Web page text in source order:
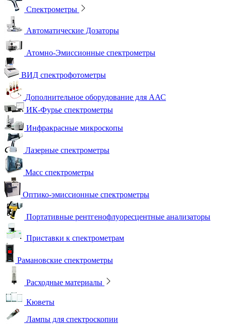
Спектрометры
Автоматические Дозаторы
Атомно-Эмиссионные спектрометры
ВИД спектрофотометры
Дополнительное оборудование для ААС
ИК-Фурье спектрометры
Инфракрасные микроскопы
Лазерные спектрометры
Масс спектрометры
Оптико-эмиссионные спектрометры
Портативные рентгенофлуоресцентные анализаторы
Приставки к спектрометрам
Рамановские спектрометры
Расходные материалы
Кюветы
Лампы для спектроскопии